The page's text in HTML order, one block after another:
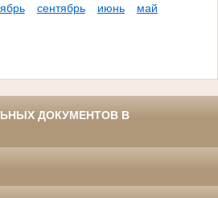
сентябрь июнь
май
ДОКУМЕНТОВ В